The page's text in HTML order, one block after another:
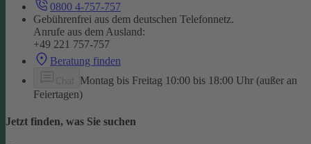
0800 4-757-757
Gebührenfrei aus dem deutschen Telefonnetz.
Anrufe aus dem Ausland:
+49 221 757-757
Beratung finden
Montag bis Freitag 10:00 bis 18:00 Uhr (außer an
Feiertagen)
Jetzt finden, was Sie suchen